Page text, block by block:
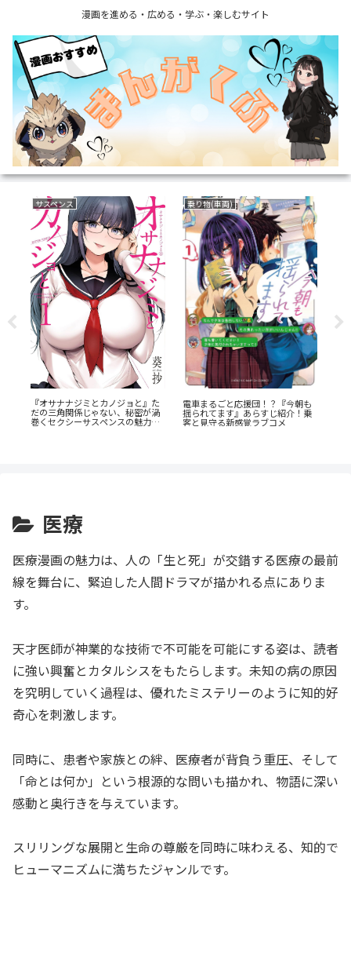
漫画を進める・広める・学ぶ・楽しむサイト
サスペンス
『オサナナジミとカノジョと』た
だの三角関係じゃない、秘密が渦
巻くセクシーサスペンスの魅力と
乗り物(車両)
電車まるごと応援団！？『今朝も
揺られてます』あらすじ紹介！乗
客と見守る新感覚ラブコメ
医療
医療漫画の魅力は、人の「生と死」が交錯する医療の最前
線を舞台に、緊迫した人間ドラマが描かれる点にありま
す。
天才医師が神業的な技術で不可能を可能にする姿は、読者
に強い興奮とカタルシスをもたらします。未知の病の原因
を究明していく過程は、優れたミステリーのように知的好
奇心を刺激します。
同時に、患者や家族との絆、医療者が背負う重圧、そして
「命とは何か」という根源的な問いも描かれ、物語に深い
感動と奥行きを与えています。
スリリングな展開と生命の尊厳を同時に味わえる、知的で
ヒューマニズムに満ちたジャンルです。